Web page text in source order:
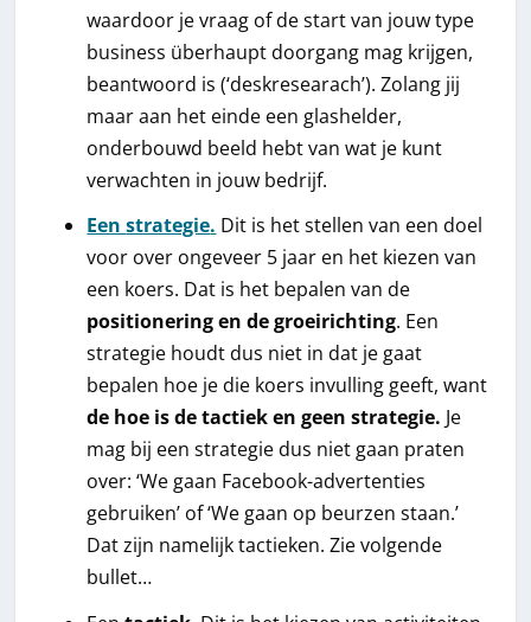
waardoor je vraag of de start van jouw type
business überhaupt doorgang mag krijgen,
beantwoord is (‘deskresearach’). Zolang jij
maar aan het einde een glashelder,
onderbouwd beeld hebt van wat je kunt
verwachten in jouw bedrijf.
Eenstrategie. Dit is het stellen van een doel
voor over ongeveer 5 jaar en het kiezen van
een koers. Dat is het bepalen van de
positionering en de groeirichting. Een
strategie houdt dus niet in dat je gaat
bepalen hoe je die koers invulling geeft, want
de hoe is de tactiek en geen strategie. Je
mag bij een strategie dus niet gaan praten
over: ‘We gaan Facebook-advertenties
gebruiken’ of ‘We gaan op beurzen staan.’
Dat zijn namelijk tactieken. Zie volgende
bullet…